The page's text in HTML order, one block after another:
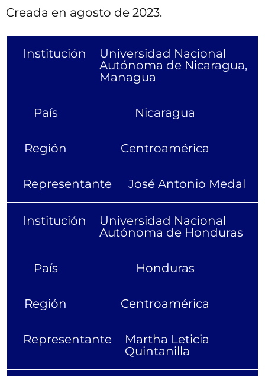
Creada en agosto de 2023.
Institución
Universidad Nacional
Autónoma de Nicaragua,
Managua
País Nicaragua
Región Centroamérica
Representante José Antonio Medal
Institución
Universidad Nacional
Autónoma de Honduras
País Honduras
Región Centroamérica
Representante
Martha Leticia
Quintanilla